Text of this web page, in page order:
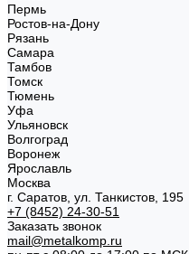
Пермь
Ростов-на-Дону
Рязань
Самара
Тамбов
Томск
Тюмень
Уфа
Ульяновск
Волгоград
Воронеж
Ярославль
Москва
г. Саратов, ул. Танкистов, 195
+7 (8452) 24-30-51
Заказать звонок
mail@metalkomp.ru